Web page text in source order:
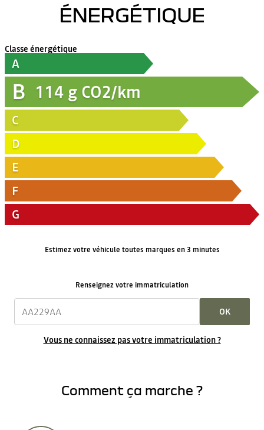
ÉNERGÉTIQUE
Classe énergétique
A
B 114 g CO2/km
C
D
E
F
G
Estimez votre véhicule toutes marques en 3 minutes
Renseignez votre immatriculation
OK
Vous ne connaissez pas votre immatriculation ?
Comment ça marche ?